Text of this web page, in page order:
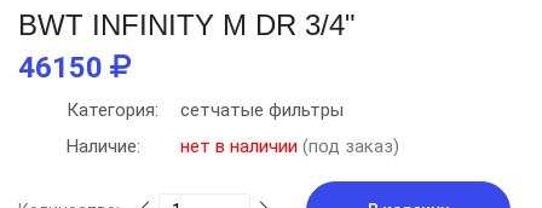
BWT INFINITY M DR 3/4"
46150
Категория:
сетчатые фильтры
Наличие:
нет в наличии (под заказ)